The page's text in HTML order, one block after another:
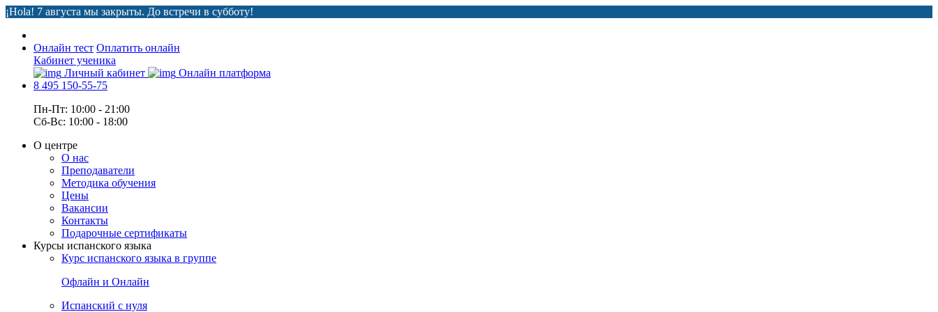
¡Hola! 7 августа мы закрыты. До встречи в субботу!
Онлайн тест Оплатить онлайн
Кабинет ученика
Личный кабинет
Онлайн платформа
8 495 150-55-75
Пн-Пт: 10:00 - 21:00
Сб-Вс: 10:00 - 18:00
О центре
О нас
Преподаватели
Методика обучения
Цены
Вакансии
Контакты
Подарочные сертификаты
Курсы испанского языка
Курс испанского языка в группе
Офлайн и Онлайн
Испанский с нуля